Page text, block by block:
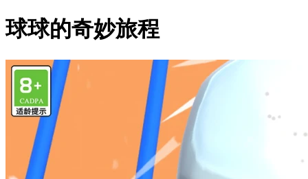
球球的奇妙旅程